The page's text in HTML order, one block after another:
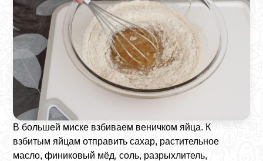
В большей миске взбиваем веничком яйца. К
взбитым яйцам отправить сахар, растительное
масло, финиковый мёд, соль, разрыхлитель,